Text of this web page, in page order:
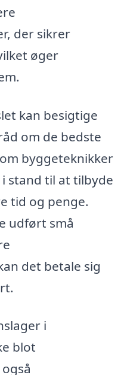
der sikrer
øger
kan besigtige
om de bedste
byggeteknikker
stand til at tilbyde
tid og penge.
udført små
det betale sig
i
blot